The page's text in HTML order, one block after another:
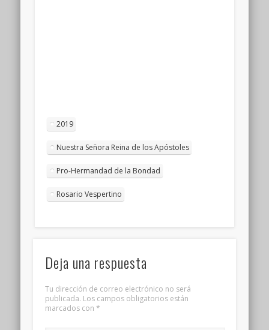
2019
Nuestra Señora Reina de los Apóstoles
Pro-Hermandad de la Bondad
Rosario Vespertino
Deja una respuesta
Tu dirección de correo electrónico no será
publicada. Los campos obligatorios están
marcados con *